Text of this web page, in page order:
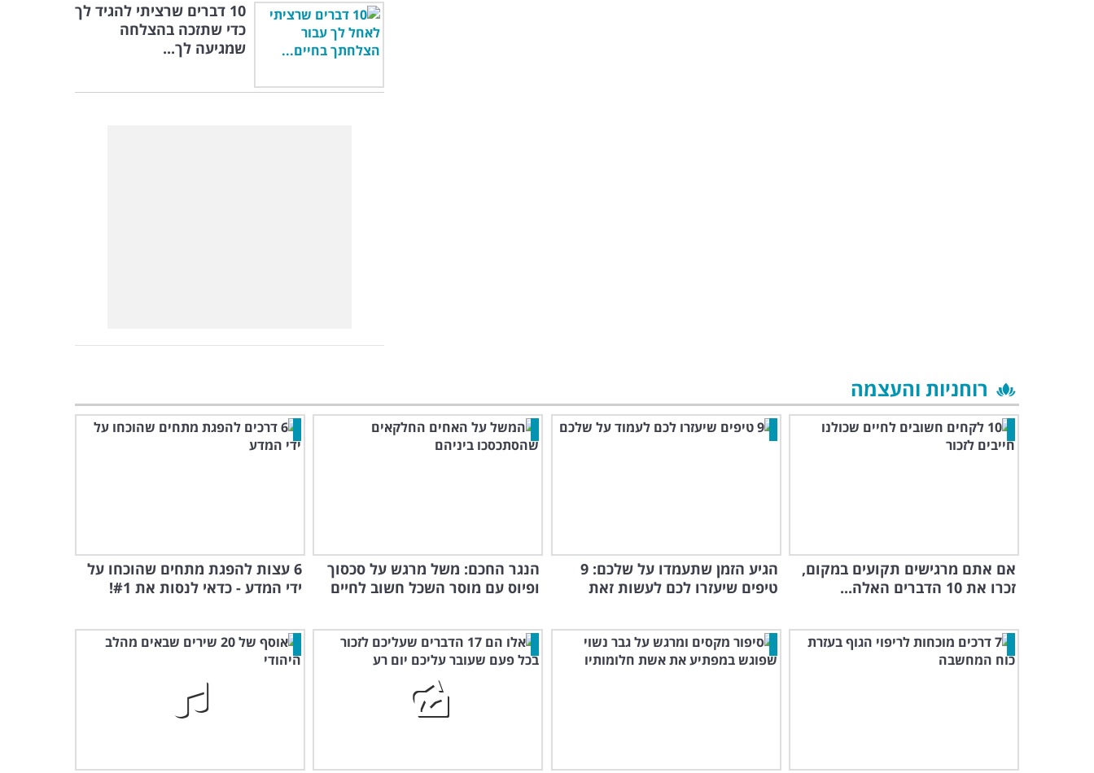
10 דברים שרציתי להגיד לך
כדי שתזכה בהצלחה
שמגיעה לך...
רוחניות והעצמה
אם אתם מרגישים תקועים במקום,
זכרו את 10 הדברים האלה...
הגיע הזמן שתעמדו על שלכם: 9
טיפים שיעזרו לכם לעשות זאת
הנגר החכם: משל מרגש על סכסוך
ופיוס עם מוסר השכל חשוב לחיים
6 עצות להפגת מתחים שהוכחו על
ידי המדע - כדאי לנסות את #1!